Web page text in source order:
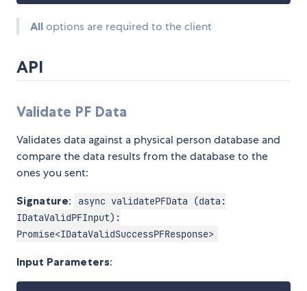
All options are required to the client
API
Validate PF Data
Validates data against a physical person database and
compare the data results from the database to the
ones you sent:
Signature:
async validatePFData (data:
IDataValidPFInput):
Promise<IDataValidSuccessPFResponse>
Input Parameters: